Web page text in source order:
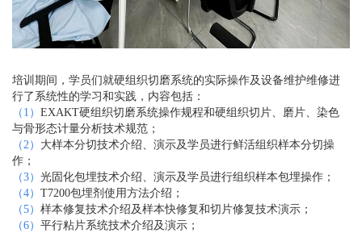
培训期间，学员们就硬组织切磨系统的实际操作及设备维护维修进
行了系统性的学习和实践，内容包括：
（1） EXAKT硬组织切磨系统操作规程和硬组织切片、磨片、染色
与骨形态计量分析技术规范；
（2） 大样本分切技术介绍、演示及学员进行鲜活组织样本分切操
作；
（3） 光固化包埋技术介绍、演示及学员进行组织样本包埋操作；
（4） T7200包埋剂使用方法介绍；
（5） 样本修复技术介绍及样本快修复和切片修复技术演示；
（6） 平行粘片系统技术介绍及演示；